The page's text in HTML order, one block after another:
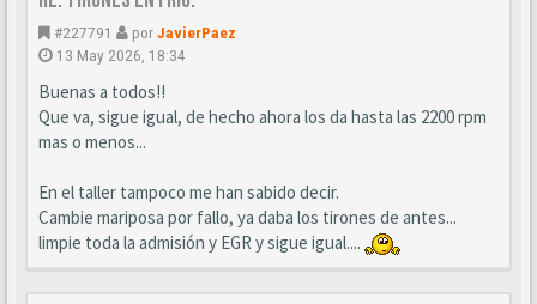
#227791 porJavierPaez
13 May 2026, 18:34
Buenas a todos!!
Que va, sigue igual, de hecho ahora los da hasta las 2200 rpm
mas o menos...
En el taller tampoco me han sabido decir.
Cambie mariposa por fallo, ya daba los tirones de antes...
limpie toda la admisión y EGR y sigue igual....